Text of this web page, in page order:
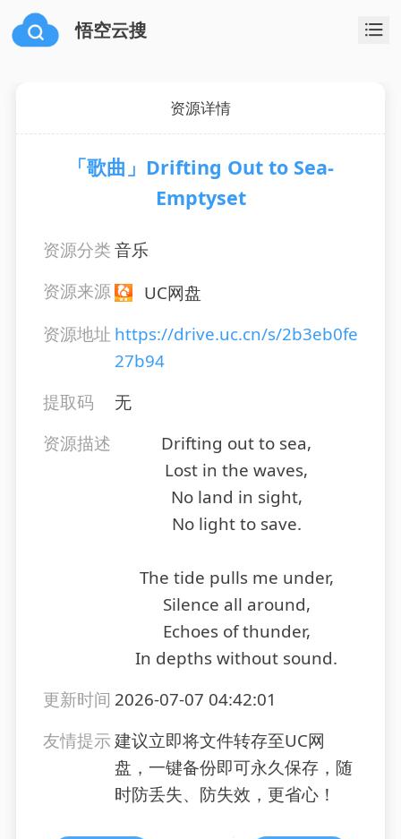
悟空云搜
资源详情
「歌曲」Drifting Out to Sea-
Emptyset
资源分类音乐
资源来源
UC网盘
资源地址 https://drive.uc.cn/s/2b3eb0fe
27b94
提取码
无
资源描述
Drifting out to sea,
Lost in the waves,
No land in sight,
No light to save.
The tide pulls me under,
Silence all around,
Echoes of thunder,
In depths without sound.
更新时间 2026-07-07 04:42:01
友情提示建议立即将文件转存至UC网
盘，一键备份即可永久保存，随
时防丢失、防失效，更省心！